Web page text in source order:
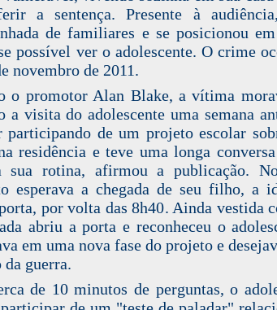
a sentença. Presente à
de familiares e se posicionou
possível ver o adolescente. O crime
novembro de 2011.
o promotor Alan Blake, a vítima
a visita do adolescente uma semana
participando de um projeto escolar
residência e teve uma longa
sua rotina, afirmou a publicação.
esperava a chegada de seu filho, a
por volta das 8h40. Ainda vestida
abriu a porta e reconheceu o
em uma nova fase do projeto e
da guerra.
de 10 minutos de perguntas, o